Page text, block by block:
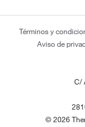
Términos y
Aviso de
C/
© 2026